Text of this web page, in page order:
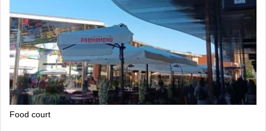
Food court